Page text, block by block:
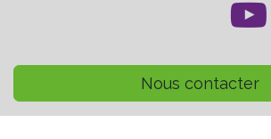
Nous contacter